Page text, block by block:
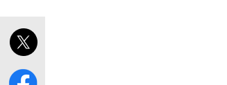
「敗因分析は一切聞か